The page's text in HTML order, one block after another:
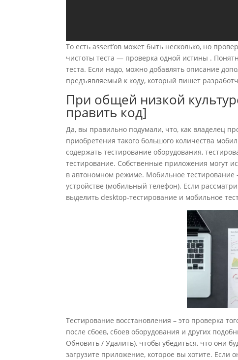
То есть assert’ов может быть несколько, но
чистоты теста — проверка одной истины .
теста. Если надо, можно добавлять описание
предъявляемый к коду, который пишет
При общей низкой
править код]
Да, вы правильно подумали, что, как владелец
приобретения такого большого количества
содержать тестирование оборудования,
тестирование. Собственные приложения могут
в автономном режиме. Мобильное
устройстве (мобильный телефон). Если
выделить desktop-тестирование и мобильное
Тестирование восстановления – это проверка
после сбоев, сбоев оборудования и других
Обновить / Удалить), чтобы убедиться, что они
загрузите приложение, которое вы хотите. Если